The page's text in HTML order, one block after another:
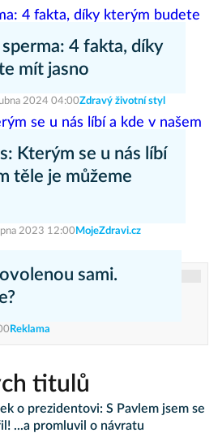
4 fakta, díky
mít jasno
2024 04:00Zdravý životní styl
Kterým se u nás líbí
těle je můžeme
2023 12:00 MojeZdravi.cz
sami.
Reklama
titulů
o prezidentovi: S Pavlem jsem se
...a promluvil o návratu